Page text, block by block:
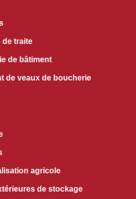
de traite
de bâtiment
de veaux de boucherie
agricole
de stockage